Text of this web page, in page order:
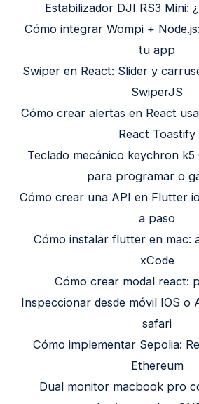
Estabilizador DJI RS3 Mini:
Cómo integrar Wompi +
tu app
Swiper en React: Slider y
SwiperJS
Cómo crear alertas en React
React Toastify
Teclado mecánico keychron k5
para programar o
Cómo crear una API en Flutter
a paso
Cómo instalar flutter en mac:
xCode
Cómo crear modal react:
Inspeccionar desde móvil IOS o
safari
Cómo implementar Sepolia:
Ethereum
Dual monitor macbook pro